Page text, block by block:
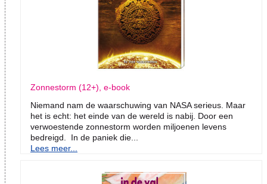
Zonnestorm (12+), e-book
Niemand nam de waarschuwing van NASA serieus. Maar
het is echt: het einde van de wereld is nabij. Door een
verwoestende zonnestorm worden miljoenen levens
bedreigd. In de paniek die...
Lees meer...